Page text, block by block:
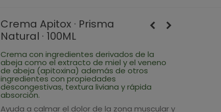
Crema Apitox · Prisma
Natural · 100ML
Crema con ingredientes derivados de la
abeja como el extracto de miel y el veneno
de abeja (apitoxina) además de otros
ingredientes con propiedades
descongestivas, textura liviana y rápida
absorción.
Ayuda a calmar el dolor de la zona muscular y